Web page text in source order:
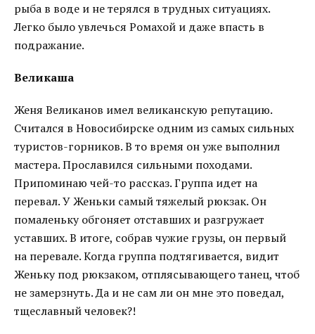
рыба в воде и не терялся в трудных ситуациях.
Легко было увлечься Ромахой и даже впасть в
подражание.
Великаша
Женя Великанов имел великанскую репутацию.
Считался в Новосибирске одним из самых сильных
туристов-горников. В то время он уже выполнил
мастера. Прославился сильными походами.
Припоминаю чей-то рассказ. Группа идет на
перевал. У Женьки самый тяжелый рюкзак. Он
помаленьку обгоняет отставших и разгружает
уставших. В итоге, собрав чужие грузы, он первый
на перевале. Когда группа подтягивается, видит
Женьку под рюкзаком, отплясывающего танец, чтоб
не замерзнуть. Да и не сам ли он мне это поведал,
тщеславный человек?!